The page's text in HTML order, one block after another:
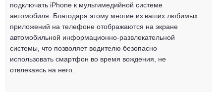
подключать iPhone к мультимедийной системе
автомобиля. Благодаря этому многие из ваших любимых
приложений на телефоне отображаются на экране
автомобильной информационно-развлекательной
системы, что позволяет водителю безопасно
использовать смартфон во время вождения, не
отвлекаясь на него.